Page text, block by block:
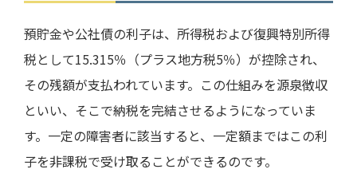
預貯金や公社債の利子は、所得税および復興特別所得
税として15.315％（プラス地方税5％）が控除され、
その残額が支払われています。この仕組みを源泉徴収
といい、そこで納税を完結させるようになっていま
す。一定の障害者に該当すると、一定額まではこの利
子を非課税で受け取ることができるのです。